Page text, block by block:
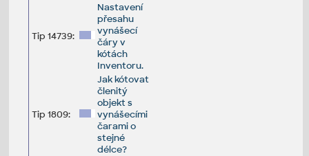
Tip 14739:
Nastavení
přesahu
vynášecí
čáry v
kótách
Inventoru.
Tip 1809:
Jak kótovat
členitý
objekt s
vynášecími
čarami o
stejné
délce?